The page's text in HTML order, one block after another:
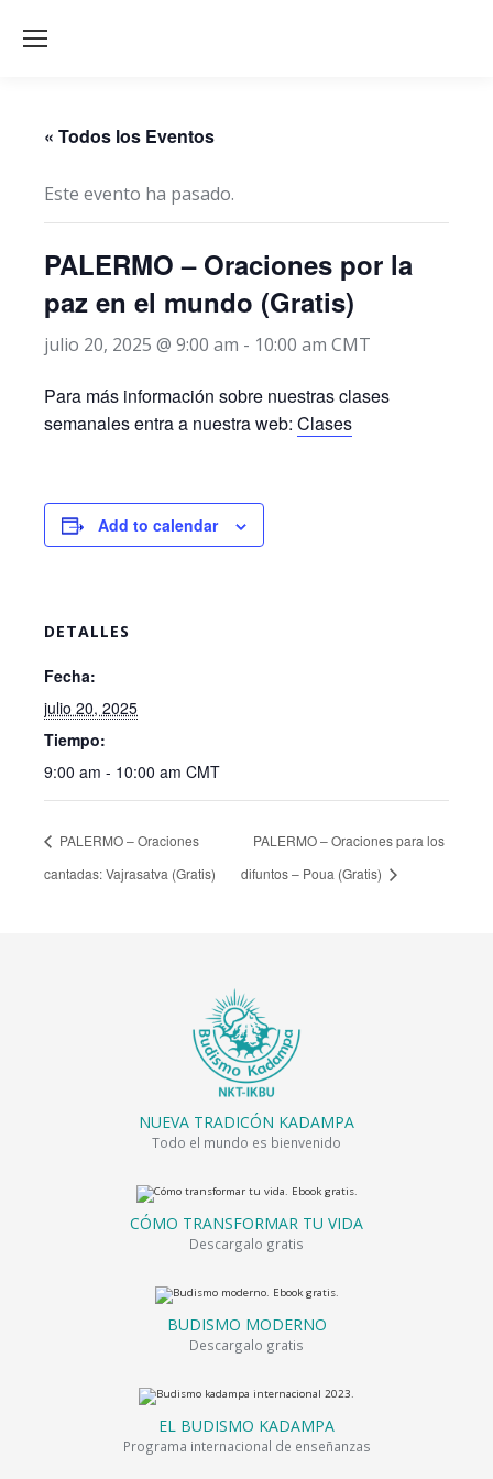
« Todos los Eventos
Este evento ha pasado.
PALERMO – Oraciones por la
paz en el mundo (Gratis)
julio 20, 2025 @ 9:00 am - 10:00 am CMT
Para más información sobre nuestras clases
semanales entra a nuestra web: Clases
Add to calendar
DETALLES
Fecha:
julio 20, 2025
Tiempo:
9:00 am - 10:00 am CMT
PALERMO – Oraciones
cantadas: Vajrasatva (Gratis)
PALERMO – Oraciones para los
difuntos – Poua (Gratis)
NUEVA TRADICÓN KADAMPA
Todo el mundo es bienvenido
CÓMO TRANSFORMAR TU VIDA
Descargalo gratis
BUDISMO MODERNO
Descargalo gratis
EL BUDISMO KADAMPA
Programa internacional de enseñanzas